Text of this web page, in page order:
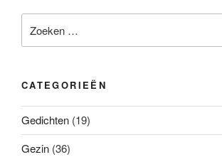
naar:
CATEGORIEËN
Gedichten (19)
Gezin (36)